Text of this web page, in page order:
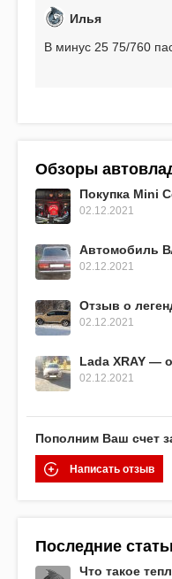
Илья
В минус 25 75/760
Обзоры
Покупка Mini
02.12.2021
Автомобиль
02.12.2021
Отзыв о
02.12.2021
Lada XRAY —
02.12.2021
Пополним Ваш счет
Написать отзыв
Последние
Что такое